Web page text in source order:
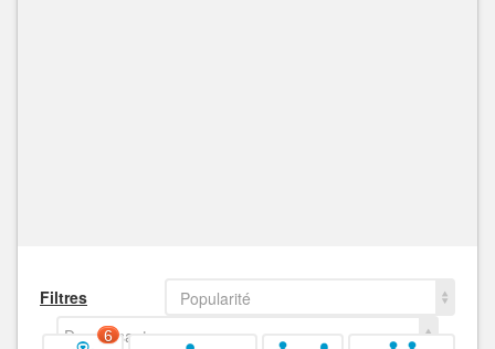
Filtres
Popularité
Decroissant
6